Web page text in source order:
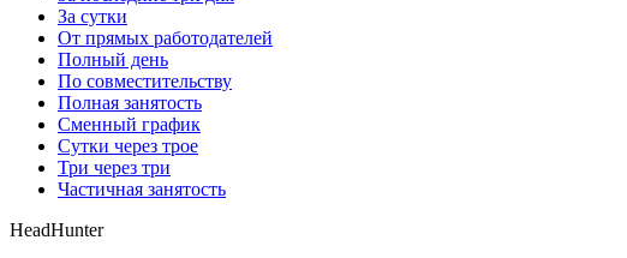
За сутки
От прямых работодателей
Полный день
По совместительству
Полная занятость
Сменный график
Сутки через трое
Три через три
Частичная занятость
HeadHunter